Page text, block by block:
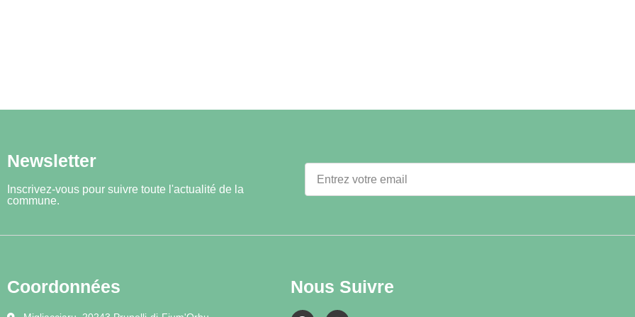
Newsletter
Inscrivez-vous pour suivre toute l'actualité de la
commune.
Coordonnées Nous Suivre